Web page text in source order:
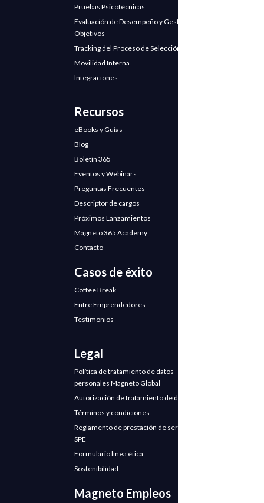
Pruebas Psicotécnicas
Evaluación de Desempeño y Gestión de
Objetivos
Tracking del Proceso de Selección
Movilidad Interna
Integraciones
Recursos
eBooks y Guías
Blog
Boletín 365
Eventos y Webinars
Preguntas Frecuentes
Descriptor de cargos
Próximos Lanzamientos
Magneto 365 Academy
Contacto
Casos de éxito
Coffee Break
Entre Emprendedores
Testimonios
Legal
Política de tratamiento de datos
personales Magneto Global
Autorización de tratamiento de datos
Términos y condiciones
Reglamento de prestación de servicios
SPE
Formulario línea ética
Sostenibilidad
Magneto Empleos